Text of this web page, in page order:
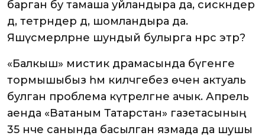
барган бу тамаша уйландыра да, сискәндерә
дә, тетрәндерә дә, шомландыра да.
Яшүсмерләрне шундый булырга нәрсә этәрә?
«Балкыш» мистик драмасында бүгенге
тормышыбыз һәм киләчәгебез өчен актуаль
булган проблема күтәрелгәне ачык. Апрель
аенда «Ватаным Татарстан» газетасының
35 нче санында басылган язмада да шушы